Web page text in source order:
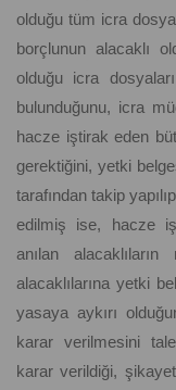
olduğu tüm icra
borçlunun alacaklı
olduğu icra
bulunduğunu, icra
hacze iştirak eden
gerektiğini, yetki
tarafından takip
edilmiş ise, hacze
anılan
alacaklılarına yetki
yasaya aykırı
karar verilmesini
karar verildiği,